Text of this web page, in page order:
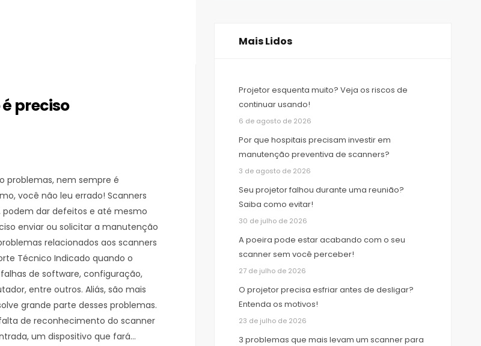
preciso
problemas, nem sempre é
você não leu errado! Scanners
dar defeitos e até mesmo
enviar ou solicitar a manutenção
relacionados aos scanners
Técnico Indicado quando o
de software, configuração,
entre outros. Aliás, são mais
grande parte desses problemas.
de reconhecimento do scanner
um dispositivo que fará…
Mais Lidos
Projetor esquenta muito? Veja os riscos de
continuar usando!
6 de agosto de 2026
Por que hospitais precisam investir em
manutenção preventiva de scanners?
3 de agosto de 2026
Seu projetor falhou durante uma reunião?
Saiba como evitar!
30 de julho de 2026
A poeira pode estar acabando com o seu
scanner sem você perceber!
27 de julho de 2026
O projetor precisa esfriar antes de desligar?
Entenda os motivos!
23 de julho de 2026
3 problemas que mais levam um scanner para